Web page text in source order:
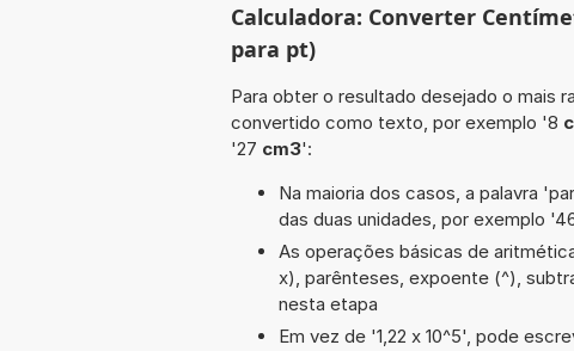
Calculadora: Converter
para pt)
Para obter o resultado desejado o mais
convertido como texto, por exemplo '8
'27 cm3':
Na maioria dos casos, a palavra
das duas unidades, por exemplo
As operações básicas de
x), parênteses, expoente (^),
nesta etapa
Em vez de '1,22 x 10^5', pode